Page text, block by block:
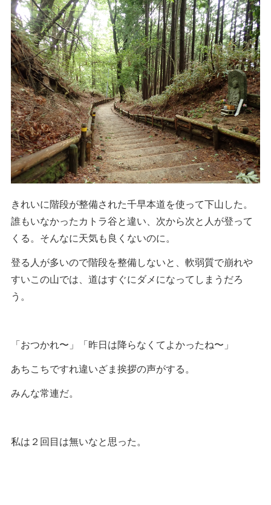
きれいに階段が整備された千早本道を使って下山した。
誰もいなかったカトラ谷と違い、次から次と人が登って
くる。そんなに天気も良くないのに。
登る人が多いので階段を整備しないと、軟弱質で崩れや
すいこの山では、道はすぐにダメになってしまうだろ
う。
「おつかれ〜」「昨日は降らなくてよかったね〜」
あちこちですれ違いざま挨拶の声がする。
みんな常連だ。
私は２回目は無いなと思った。